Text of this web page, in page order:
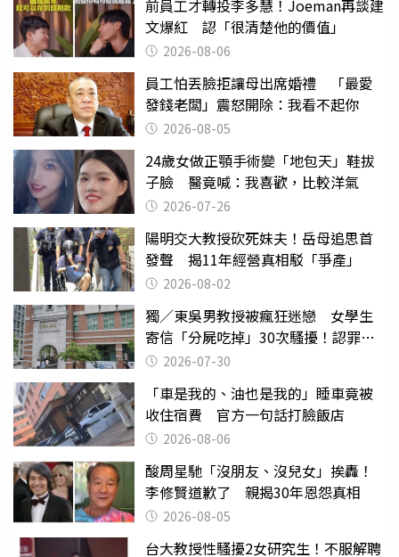
前員工才轉投李多慧！Joeman再談建
文爆紅 認「很清楚他的價值」
2026-08-06
員工怕丟臉拒讓母出席婚禮 「最愛
發錢老闆」震怒開除：我看不起你
2026-08-05
24歲女做正顎手術變「地包天」鞋拔
子臉 醫竟喊：我喜歡，比較洋氣
2026-07-26
陽明交大教授砍死妹夫！岳母追思首
發聲 揭11年經營真相駁「爭產」
2026-08-02
獨／東吳男教授被瘋狂迷戀 女學生
寄信「分屍吃掉」30次騷擾！認罪免
關 2026-07-30
「車是我的、油也是我的」睡車竟被
收住宿費 官方一句話打臉飯店
2026-08-06
酸周星馳「沒朋友、沒兒女」挨轟！
李修賢道歉了 親揭30年恩怨真相
2026-08-05
台大教授性騷擾2女研究生！不服解聘